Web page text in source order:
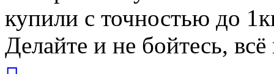
купили с точностью до
Делайте и не бойтесь,